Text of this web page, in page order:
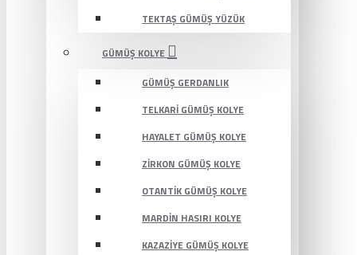
TEKTAŞ GÜMÜŞ YÜZÜK
GÜMÜŞ KOLYE
GÜMÜŞ GERDANLIK
TELKARI GÜMÜŞ KOLYE
HAYALET GÜMÜŞ KOLYE
ZIRKON GÜMÜŞ KOLYE
OTANTIK GÜMÜŞ KOLYE
MARDIN HASIRI KOLYE
KAZAZIYE GÜMÜŞ KOLYE